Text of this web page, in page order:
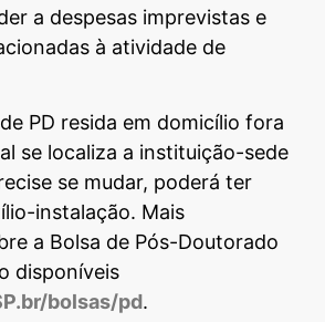
a despesas imprevistas e
à atividade de
PD resida em domicílio fora
se localiza a instituição-sede
se mudar, poderá ter
instalação. Mais
a Bolsa de Pós-Doutorado
disponíveis
.br/bolsas/pd.